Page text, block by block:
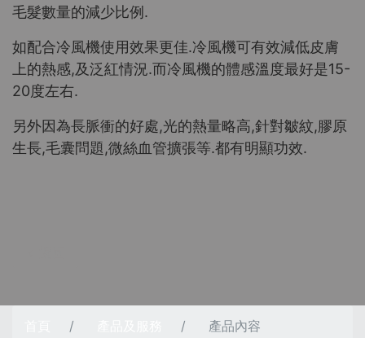
毛髮數量的減少比例.
如配合冷風機使用效果更佳.冷風機可有效減低皮膚
上的熱感,及泛紅情況.而冷風機的體感溫度最好是15-
20度左右.
另外因為長脈衝的好處,光的熱量略高,針對皺紋,膠原
生長,毛囊問題,微絲血管擴張等.都有明顯功效.
產品內容